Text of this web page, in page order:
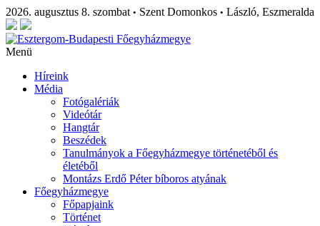
2026. augusztus 8. szombat • Szent Domonkos • László, Eszmeralda
Menü
Híreink
Média
Fotógalériák
Videótár
Hangtár
Beszédek
Tanulmányok a Főegyházmegye történetéből és
életéből
Montázs Erdő Péter bíboros atyának
Főegyházmegye
Főpapjaink
Történet